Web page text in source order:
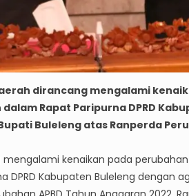
dirancang mengalami
Rapat Paripurna DPRD
Buleleng atas Ranperda
kenaikan pada
DPRD Kabupaten Buleleng dengan